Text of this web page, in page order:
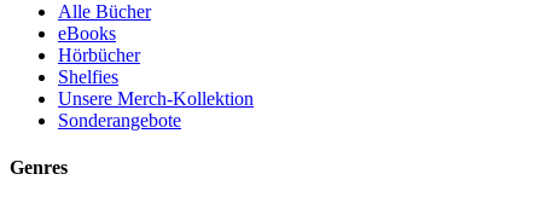
Alle Bücher
eBooks
Hörbücher
Shelfies
Unsere Merch-Kollektion
Sonderangebote
Genres